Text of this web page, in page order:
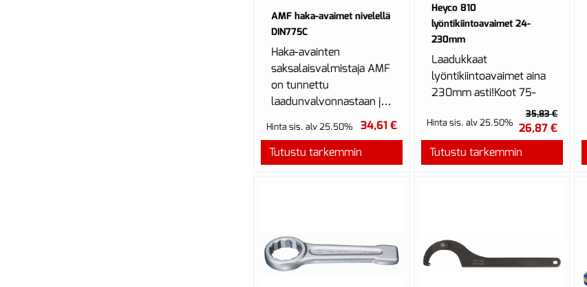
AMF haka-avaimet nivelellä
DIN775C
Haka-avainten
saksalaisvalmistaja AMF
on tunnettu
laadunvalvonnastaan ja
luotettavuudestaan.
Yritys on yli 5000
tuotteel...
Hinta sis. alv 25.50%
34,61 €
Tutustu tarkemmin
Heyco 810
lyöntikiintoavaimet 24-
230mm
Laadukkaat
lyöntikiintoavaimet aina
230mm asti!Koot 75-
tehdastilauksina.
Hinta sis. alv 25.50%
35,83 €
26,87 €
Tutustu tarkemmin